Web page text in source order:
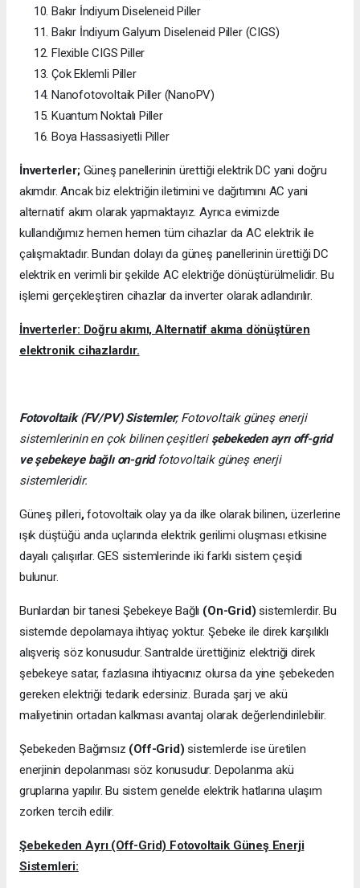
Bakır İndiyum Diseleneid Piller
Bakır İndiyum Galyum Diseleneid Piller (CIGS)
Flexible CIGS Piller
Çok Eklemli Piller
Nanofotovoltaik Piller (NanoPV)
Kuantum Noktalı Piller
Boya Hassasiyetli Piller
İnverterler;Güneş panellerinin ürettiği elektrik DC yani doğru
akımdır. Ancak biz elektriğin iletimini ve dağıtımını AC yani
alternatif akım olarak yapmaktayız. Ayrıca evimizde
kullandığımız hemen hemen tüm cihazlar da AC elektrik ile
çalışmaktadır. Bundan dolayı da güneş panellerinin ürettiği DC
elektrik en verimli bir şekilde AC elektriğe dönüştürülmelidir. Bu
işlemi gerçekleştiren cihazlar da inverter olarak adlandırılır.
İnverterler: Doğru akımı, Alternatif akıma dönüştüren
elektronik cihazlardır.
Fotovoltaik (FV/PV) Sistemler; Fotovoltaik güneş enerji
sistemlerinin en çok bilinen çeşitleri şebekeden ayrı off-grid
ve şebekeye bağlı on-gridfotovoltaik güneş enerji
sistemleridir.
Güneş pilleri,fotovoltaik olay ya da ilke olarak bilinen, üzerlerine
ışık düştüğü anda uçlarında elektrik gerilimi oluşması etkisine
dayalı çalışırlar. GES sistemlerinde iki farklı sistem çeşidi
bulunur.
Bunlardan bir tanesi Şebekeye Bağlı (On-Grid) sistemlerdir. Bu
sistemde depolamaya ihtiyaç yoktur. Şebeke ile direk karşılıklı
alışveriş söz konusudur. Santralde ürettiğiniz elektriği direk
şebekeye satar, fazlasına ihtiyacınız olursa da yine şebekeden
gereken elektriği tedarik edersiniz. Burada şarj ve akü
maliyetinin ortadan kalkması avantaj olarak değerlendirilebilir.
Şebekeden Bağımsız (Off-Grid) sistemlerde ise üretilen
enerjinin depolanması söz konusudur. Depolanma akü
gruplarına yapılır. Bu sistem genelde elektrik hatlarına ulaşım
zorken tercih edilir.
Şebekeden Ayrı (Off-Grid) Fotovoltaik Güneş Enerji
Sistemleri: